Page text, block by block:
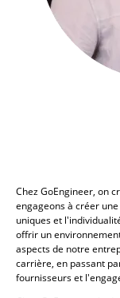
Chez GoEngineer, on
engageons à créer
uniques et
offrir un
aspects de notre
carrière, en passant
fournisseurs et